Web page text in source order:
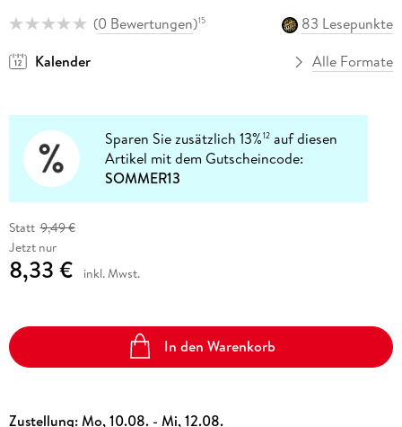
(0 Bewertungen)15
83 Lesepunkte
Kalender
Alle Formate
Sparen Sie zusätzlich 13%12 auf diesen
Artikel mit dem Gutscheincode:
SOMMER13
Statt 9,49 €
Jetzt nur
8,33 € inkl. Mwst.
In den Warenkorb
Zustellung:Mo, 10.08. - Mi, 12.08.